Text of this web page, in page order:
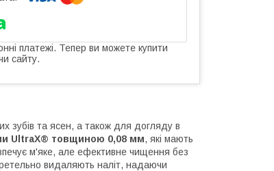
платежі. Тепер ви можете купити
сайту.
зубів та ясен, а також для догляду в
UltraX® товщиною 0,08 мм, які мають
м'яке, але ефективне чищення без
видаляють наліт, надаючи